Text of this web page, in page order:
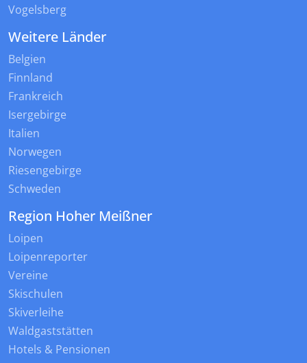
Vogelsberg
Weitere Länder
Belgien
Finnland
Frankreich
Isergebirge
Italien
Norwegen
Riesengebirge
Schweden
Region Hoher Meißner
Loipen
Loipenreporter
Vereine
Skischulen
Skiverleihe
Waldgaststätten
Hotels & Pensionen